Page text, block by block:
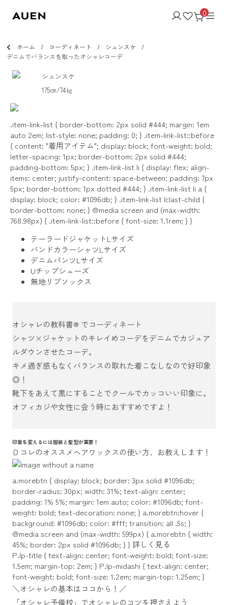
0
ホーム コーディネート
シュンスケ
デニムでバランスを取ったオシャレコーデ
シュンスケ
175㎝/74㎏
.item-link-list { border-bottom: 2px solid #444; margin: 1em
auto 2em; list-style: none; padding: 0; } .item-link-list::before
{ content: "着用アイテム"; display: block; font-weight: bold;
letter-spacing: 1px; border-bottom: 2px solid #444;
padding-bottom: 5px; } .item-link-list li { display: flex; align-
items: center; justify-content: space-between; padding: 7px
5px; border-bottom: 1px dotted #444; } .item-link-list li a {
display: block; color: #1096db; } .item-link-list li:last-child {
border-bottom: none; } @media screen and (max-width:
768.98px) { .item-link-list::before { font-size: 1.1rem; } }
テーラードジャケットLサイズ
バンドカラーシャツLサイズ
デニムパンツLサイズ
Uチップシューズ
無地リブソックス
オシャレの教科書® でコーディネート
シャツ×ジャケットのキレイめコーデをデニムでカジュア
ルダウンさせたコーデ。
キメ過ぎ感もなくバランスの取れた着こなしなので好印象
◎！
靴下をあえて黒にすることでクールでカッコいい印象に。
オフィカジや女性に会う時におすすめですよ！
印象を変えるには服装と髪型が重要！
Ｄコレのオススメヘアワックスの使い方、お教えします！
a.morebtn { display: block; border: 3px solid #1096db;
border-radius: 30px; width: 31%; text-align: center;
padding: 1% 5%; margin: 1em auto; color: #1096db; font-
weight: bold; text-decoration: none; } a.morebtn:hover {
background: #1096db; color: #fff; transition: all .5s; }
@media screen and (max-width: 599px) { a.morebtn { width:
45%; border: 2px solid #1096db; } }詳しく見る
P.lp-title { text-align: center; font-weight: bold; font-size:
1.5em; margin-top: 2em; } P.lp-midashi { text-align: center;
font-weight: bold; font-size: 1.2em; margin-top: 1.25em; }
＼オシャレの基本はココから！／
「オシャレ予備校」でオシャレのコツを押さえよう